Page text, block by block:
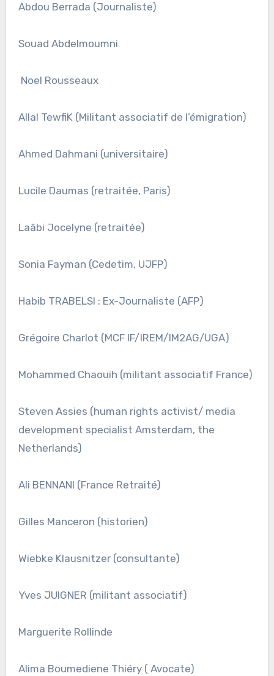
Abdou Berrada (Journaliste)
Souad Abdelmoumni
Noel Rousseaux
Allal TewfiK (Militant associatif de l’émigration)
Ahmed Dahmani (universitaire)
Lucile Daumas (retraitée, Paris)
Laâbi Jocelyne (retraitée)
Sonia Fayman (Cedetim, UJFP)
Habib TRABELSI : Ex-Journaliste (AFP)
Grégoire Charlot (MCF IF/IREM/IM2AG/UGA)
Mohammed Chaouih (militant associatif France)
Steven Assies (human rights activist/ media
development specialist Amsterdam, the
Netherlands)
Ali BENNANI (France Retraité)
Gilles Manceron (historien)
Wiebke Klausnitzer (consultante)
Yves JUIGNER (militant associatif)
Marguerite Rollinde
Alima Boumediene Thiéry ( Avocate)